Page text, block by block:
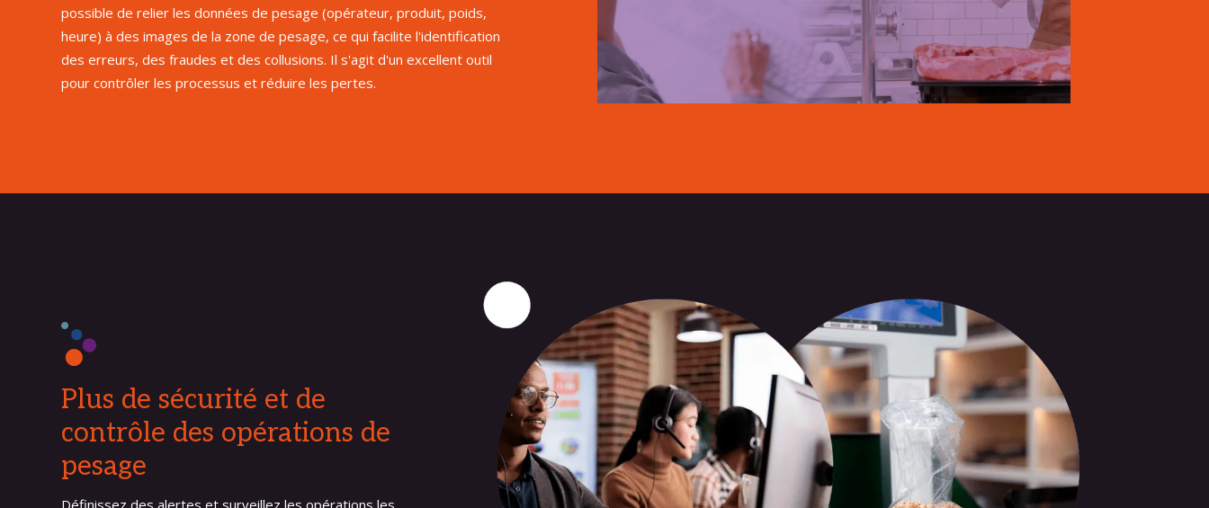
possible de relier les données de pesage (opérateur, produit, poids,
heure) à des images de la zone de pesage, ce qui facilite l'identification
des erreurs, des fraudes et des collusions. Il s'agit d'un excellent outil
pour contrôler les processus et réduire les pertes.
Plus de sécurité et de
contrôle des opérations de
pesage